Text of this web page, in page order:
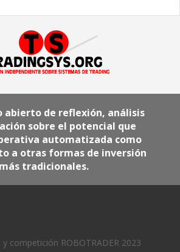
abierto de reflexión, análisis
sobre el potencial que
automatizada como
a otras formas de inversión
más tradicionales.
competición ROBOTRADER 2023